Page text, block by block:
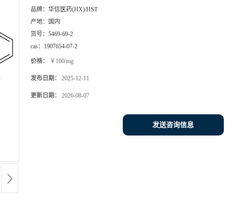
品牌： 华信医药(HX)/HST
产地：
国内
货号： 5469-69-2
cas： 1907654-07-2
价格： ￥100/mg
发布日期： 2025-12-11
更新日期： 2026-08-07
发送咨询信息